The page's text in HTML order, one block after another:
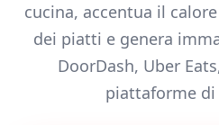
cucina, accentua il
dei piatti e genera
DoorDash, Uber
piattaforme di